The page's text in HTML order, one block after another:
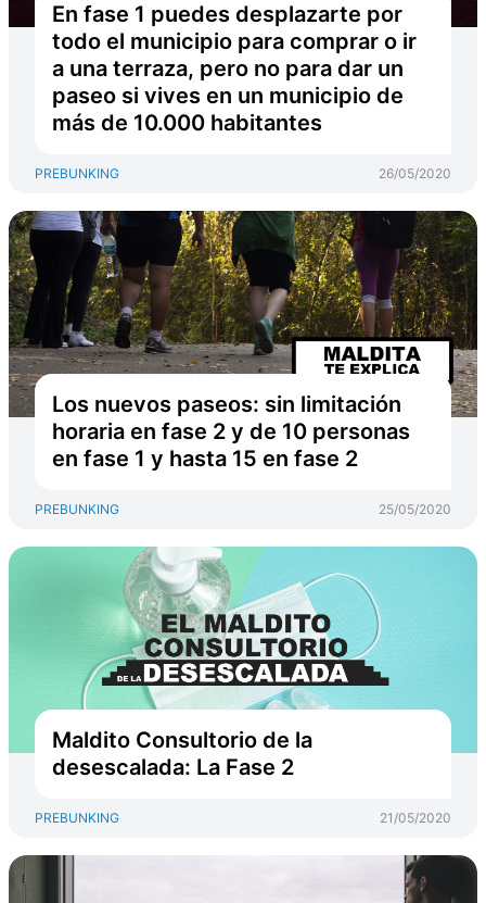
En fase 1 puedes desplazarte por
todo el municipio para comprar o ir
a una terraza, pero no para dar un
paseo si vives en un municipio de
más de 10.000 habitantes
PREBUNKING 26/05/2020
Los nuevos paseos: sin limitación
horaria en fase 2 y de 10 personas
en fase 1 y hasta 15 en fase 2
PREBUNKING 25/05/2020
Maldito Consultorio de la
desescalada: La Fase 2
PREBUNKING 21/05/2020